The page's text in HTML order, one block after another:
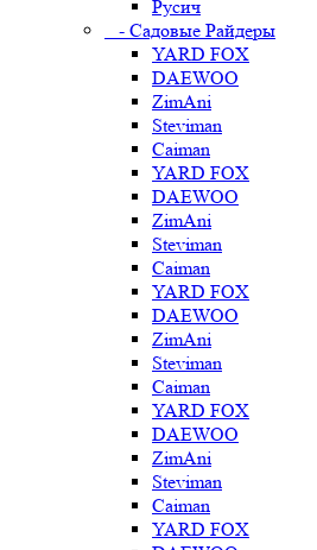
Русич
- Садовые Райдеры
YARD FOX
DAEWOO
ZimAni
Steviman
Caiman
YARD FOX
DAEWOO
ZimAni
Steviman
Caiman
YARD FOX
DAEWOO
ZimAni
Steviman
Caiman
YARD FOX
DAEWOO
ZimAni
Steviman
Caiman
YARD FOX